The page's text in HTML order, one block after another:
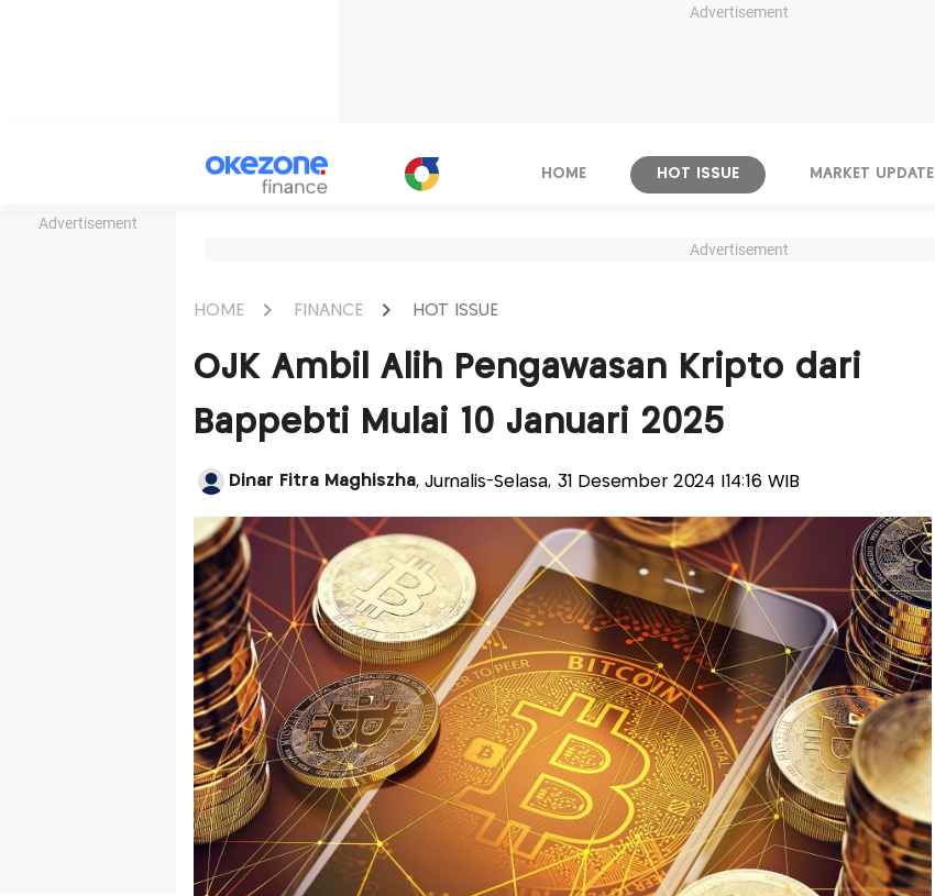
Advertisement
Advertisement
HOME HOT ISSUE MARKET UPDATE
Advertisement
HOME FINANCE HOT ISSUE
OJK Ambil Alih Pengawasan Kripto dari
Bappebti Mulai 10 Januari 2025
Dinar Fitra Maghiszha, Jurnalis-Selasa, 31 Desember 2024 |14:16 WIB